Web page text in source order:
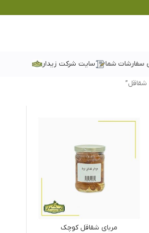
سفارشات شما سایت شرکت زیدار
مربای شقاقل کوچک